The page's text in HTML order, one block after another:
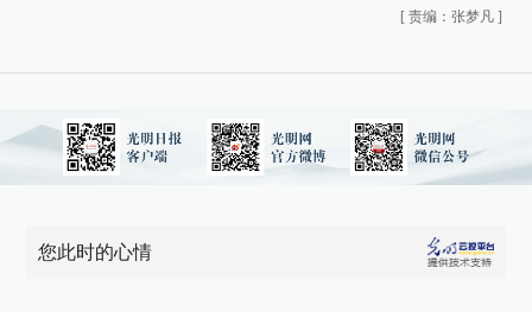
[ 责编：张梦凡 ]
您此时的心情